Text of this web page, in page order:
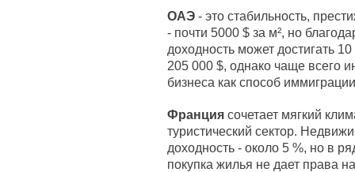
ОАЭ - это стабильность,
- почти 5000 $ за м², но
доходность может достигать
205 000 $, однако чаще всего
бизнеса как способ
Франция сочетает мягкий
туристический сектор.
доходность - около 5 %, но в
покупка жилья не дает права